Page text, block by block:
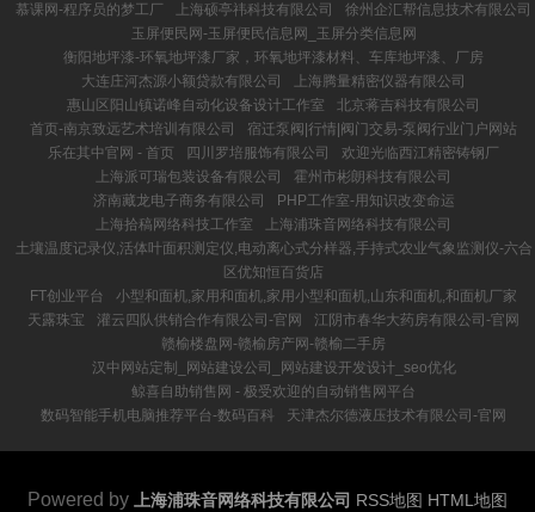
慕课网-程序员的梦工厂
上海硕亭祎科技有限公司
徐州企汇帮信息技术有限公司
玉屏便民网-玉屏便民信息网_玉屏分类信息网
衡阳地坪漆-环氧地坪漆厂家，环氧地坪漆材料、车库地坪漆、厂房
大连庄河杰源小额贷款有限公司
上海腾量精密仪器有限公司
惠山区阳山镇诺峰自动化设备设计工作室
北京蒋吉科技有限公司
首页-南京致远艺术培训有限公司
宿迁泵阀|行情|阀门交易-泵阀行业门户网站
乐在其中官网 - 首页
四川罗培服饰有限公司
欢迎光临西江精密铸钢厂
上海派可瑞包装设备有限公司
霍州市彬朗科技有限公司
济南藏龙电子商务有限公司
PHP工作室-用知识改变命运
上海拾稿网络科技工作室
上海浦珠音网络科技有限公司
土壤温度记录仪,活体叶面积测定仪,电动离心式分样器,手持式农业气象监测仪-六合
区优知恒百货店
FT创业平台
小型和面机,家用和面机,家用小型和面机,山东和面机,和面机厂家
天露珠宝
灌云四队供销合作有限公司-官网
江阴市春华大药房有限公司-官网
赣榆楼盘网-赣榆房产网-赣榆二手房
汉中网站定制_网站建设公司_网站建设开发设计_seo优化
鲸喜自助销售网 - 极受欢迎的自动销售网平台
数码智能手机电脑推荐平台-数码百科
天津杰尔德液压技术有限公司-官网
Powered by 上海浦珠音网络科技有限公司 RSS地图 HTML地图